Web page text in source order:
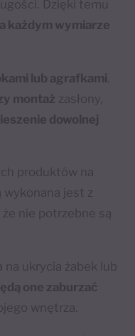
Dzięki temu
każdym wymiarze
lub agrafkami
montaż zasłony,
dowolnej
produktów na
wykonana jest z
że nie potrzebne są
na ukrycia żabek lub
one zaburzać
wnętrza.